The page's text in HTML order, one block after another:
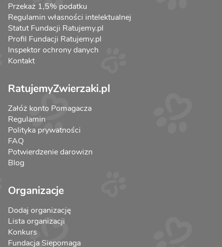
Przekaż 1,5% podatku
Regulamin własności intelektualnej
Statut Fundacji Ratujemy.pl
Profil Fundacji Ratujemy.pl
Inspektor ochrony danych
Kontakt
RatujemyZwierzaki.pl
Załóż konto Pomagacza
Regulamin
Polityka prywatności
FAQ
Potwierdzenie darowizn
Blog
Organizacje
Dodaj organizację
Lista organizacji
Konkurs
Fundacja Siepomaga